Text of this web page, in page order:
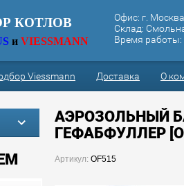
КОТЛОВ
и VIESSMANN
Офис: г.
Склад:
Время работы:
Viessmann Доставка О
АЭРОЗОЛЬНЫЙ
ЕФАБФУЛЛЕР
Артикул: OF515